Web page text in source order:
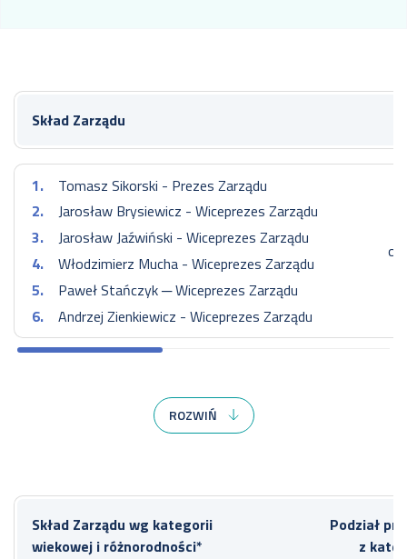
Skład Zarządu
Tomasz Sikorski - Prezes Zarządu
Jarosław Brysiewicz - Wiceprezes Zarządu
Jarosław Jaźwiński - Wiceprezes Zarządu
Włodzimierz Mucha - Wiceprezes Zarządu
Paweł Stańczyk ─ Wiceprezes Zarządu
Andrzej Zienkiewicz - Wiceprezes Zarządu
- Wiceprezes Zarządu
ROZWIŃ
Skład Zarządu wg kategorii
wiekowej i różnorodności*
Podział
z